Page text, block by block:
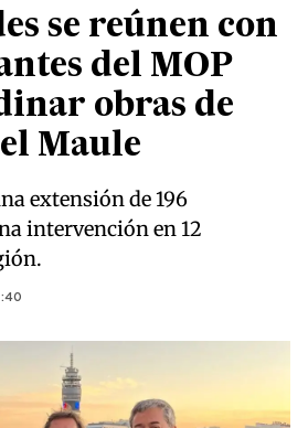
se reúnen con
del MOP
obras de
Maule
extensión de 196
intervención en 12